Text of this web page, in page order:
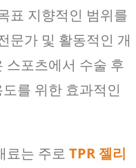
표 지향적인 범위를
문가 및 활동적인 개
스포츠에서 수술 후
를 위한 효과적인
료는 주로 TPR 젤리